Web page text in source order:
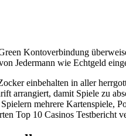
Kontoverbindung
Jedermann wie Echtgeld
einbehalten in aller
arrangiert, damit Spiele zu
mehrere Kartenspiele,
Top 10 Casinos Testbericht